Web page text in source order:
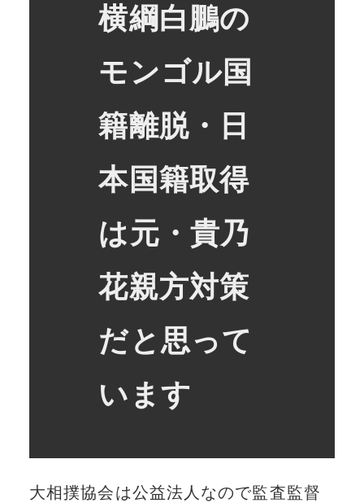
横綱白鵬の
モンゴル国
籍離脱・日
本国籍取得
は元・貴乃
花親方対策
だと思って
います
大相撲協会は公益法人なので監査監督